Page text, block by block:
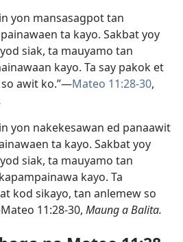
yon mansasagpot tan
ta kayo. Sakbat yoy
siak, ta mauyamo tan
kayo. Ta say pakok et
awit ko.”—Mateo 11:28-30,
yon nakekesawan ed panaawit
ta kayo. Sakbat yoy
siak, ta mauyamo tan
kayo. Ta
kod sikayo, tan anlemew so
11:28-30, Maung a Balita.